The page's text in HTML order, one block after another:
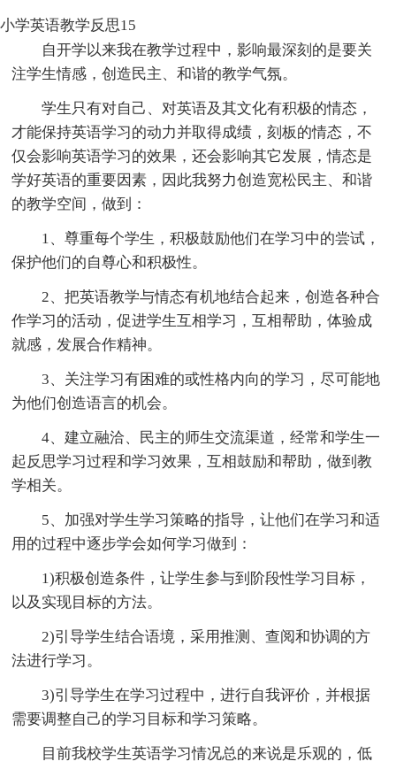
小学英语教学反思15
自开学以来我在教学过程中，影响最深刻的是要关
注学生情感，创造民主、和谐的教学气氛。
学生只有对自己、对英语及其文化有积极的情态，
才能保持英语学习的动力并取得成绩，刻板的情态，不
仅会影响英语学习的效果，还会影响其它发展，情态是
学好英语的重要因素，因此我努力创造宽松民主、和谐
的教学空间，做到：
1、尊重每个学生，积极鼓励他们在学习中的尝试，
保护他们的自尊心和积极性。
2、把英语教学与情态有机地结合起来，创造各种合
作学习的活动，促进学生互相学习，互相帮助，体验成
就感，发展合作精神。
3、关注学习有困难的或性格内向的学习，尽可能地
为他们创造语言的机会。
4、建立融洽、民主的师生交流渠道，经常和学生一
起反思学习过程和学习效果，互相鼓励和帮助，做到教
学相关。
5、加强对学生学习策略的指导，让他们在学习和适
用的过程中逐步学会如何学习做到：
1)积极创造条件，让学生参与到阶段性学习目标，
以及实现目标的方法。
2)引导学生结合语境，采用推测、查阅和协调的方
法进行学习。
3)引导学生在学习过程中，进行自我评价，并根据
需要调整自己的学习目标和学习策略。
目前我校学生英语学习情况总的来说是乐观的，低